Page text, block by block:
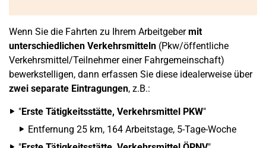
Wenn Sie die Fahrten zu Ihrem Arbeitgebermit
unterschiedlichen Verkehrsmitteln (Pkw/öffentliche
Verkehrsmittel/Teilnehmer einer Fahrgemeinschaft)
bewerkstelligen, dann erfassen Sie diese idealerweise über
zwei separate Eintragungen, z.B.:
"Erste Tätigkeitsstätte, Verkehrsmittel PKW"
Entfernung 25 km, 164 Arbeitstage, 5-Tage-Woche